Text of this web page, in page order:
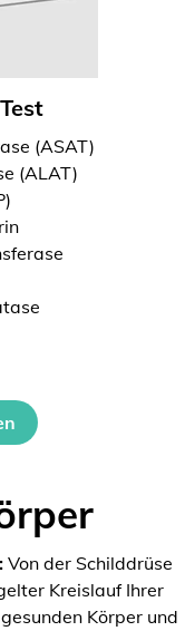
(ASAT)
(ALAT)
Von der Schilddrüse
Kreislauf Ihrer
Körper und